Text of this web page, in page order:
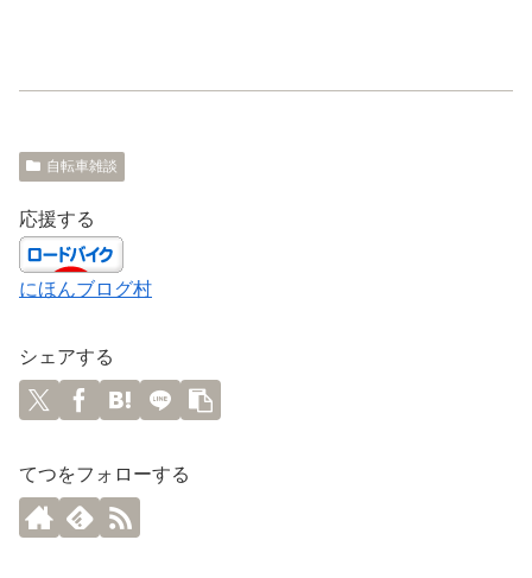
自転車雑談
応援する
にほんブログ村
シェアする
てつをフォローする